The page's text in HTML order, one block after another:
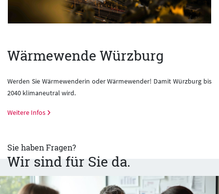
Wärmewende Würzburg
Werden Sie Wärmewenderin oder Wärmewender! Damit Würzburg bis
2040 klimaneutral wird.
Weitere Infos
Sie haben Fragen?
Wir sind für Sie da.